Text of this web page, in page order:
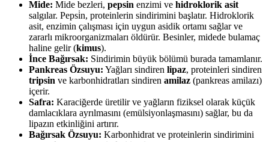
Mide: Mide bezleri, pepsin enzimi ve hidroklorik asit
salgılar. Pepsi̇n, proteinlerin sindirimini başlatır. Hidroklorik
asit, enzimin çalışması için uygun asidik ortamı sağlar ve
zararlı mikroorganizmaları öldürür. Besinler, midede bulamaç
haline gelir (kimus).
İnce Bağırsak: Sindirimin büyük bölümü burada tamamlanır.
Pankreas Özsuyu: Yağları sindiren lipaz, proteinleri sindiren
tripsin ve karbonhidratları sindiren amilaz (pankreas amilazı)
içerir.
Safra: Karaciğerde üretilir ve yağların fiziksel olarak küçük
damlacıklara ayrılmasını (emülsiyonlaşmasını) sağlar, bu da
lipazın etkinliğini artırır.
Bağırsak Özsuyu: Karbonhidrat ve proteinlerin sindirimini